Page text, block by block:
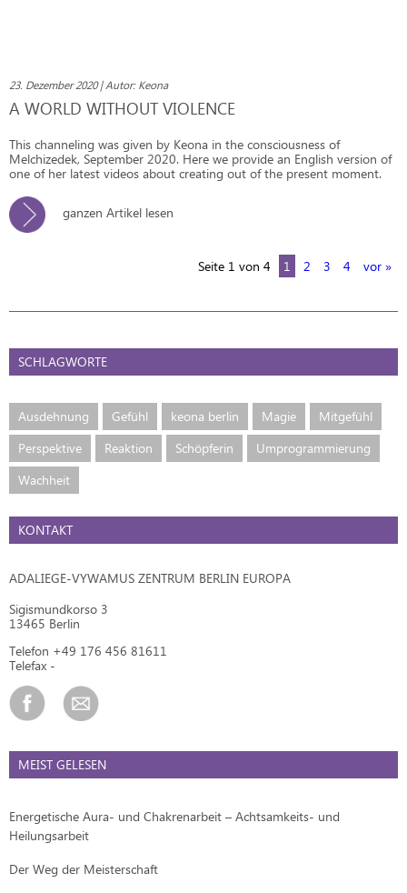
23. Dezember 2020 | Autor: Keona
A WORLD WITHOUT VIOLENCE
This channeling was given by Keona in the consciousness of
Melchizedek, September 2020. Here we provide an English version of
one of her latest videos about creating out of the present moment.
ganzen Artikel lesen
Seite 1 von 4 1 2 3 4 vor »
SCHLAGWORTE
Ausdehnung Gefühl keona berlin Magie
Mitgefühl
Perspektive
Reaktion Schöpferin
Umprogrammierung
Wachheit
KONTAKT
ADALIEGE-VYWAMUS ZENTRUM BERLIN EUROPA
Sigismundkorso 3
13465 Berlin
Telefon +49 176 456 81611
Telefax -
MEIST GELESEN
Energetische Aura- und Chakrenarbeit – Achtsamkeits- und
Heilungsarbeit
Der Weg der Meisterschaft